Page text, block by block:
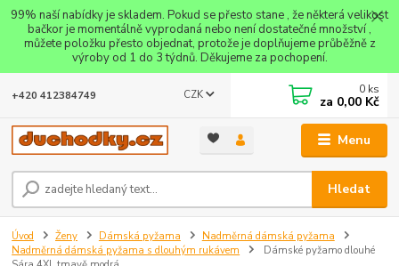
99% naší nabídky je skladem. Pokud se přesto stane , že některá velikost
bačkor je momentálně vyprodaná nebo není dostatečné množství ,
můžete položku přesto objednat, protože je doplňujeme průběžně z
výroby od 1 do 3 týdnů. Děkujeme za pochopení.
Menu
CZK
Hledat
+420 412384749 0 ks
za 0,00 Kč
Úvod Ženy Dámská pyžama
Nadměrná dámská pyžama
Nadměrná dámská pyžama s dlouhým rukávem
Dámské pyžamo dlouhé